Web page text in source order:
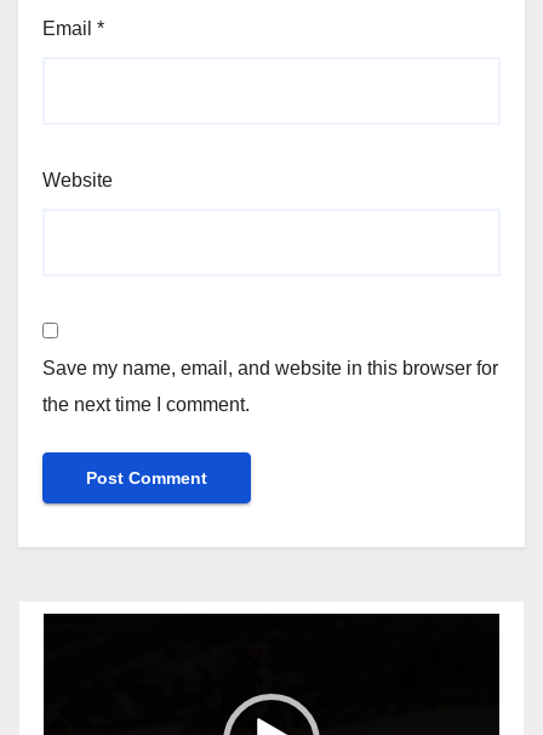
Email *
Website
Save my name, email, and website in this browser for
the next time I comment.